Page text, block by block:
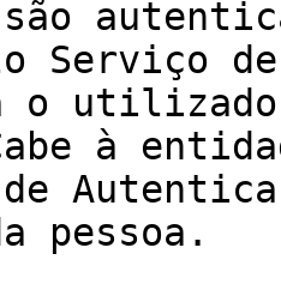
Serviço de
o
à
pessoa.